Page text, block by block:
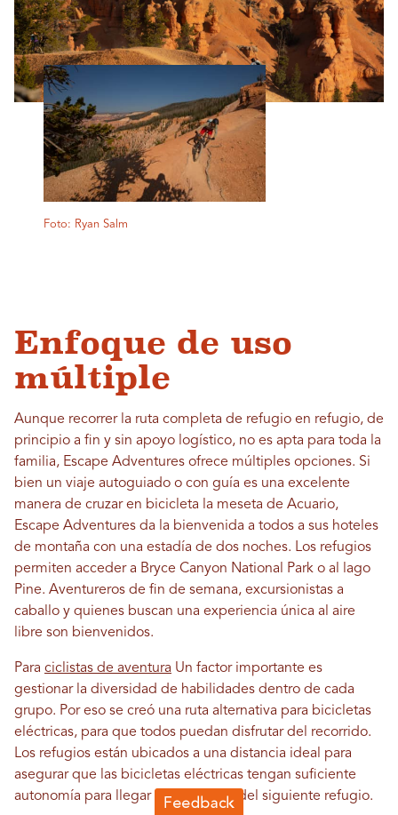
Foto: Ryan Salm
Enfoque de uso
múltiple
Aunque recorrer la ruta completa de refugio en refugio, de
principio a fin y sin apoyo logístico, no es apta para toda la
familia, Escape Adventures ofrece múltiples opciones. Si
bien un viaje autoguiado o con guía es una excelente
manera de cruzar en bicicleta la meseta de Acuario,
Escape Adventures da la bienvenida a todos a sus hoteles
de montaña con una estadía de dos noches. Los refugios
permiten acceder a Bryce Canyon National Park o al lago
Pine. Aventureros de fin de semana, excursionistas a
caballo y quienes buscan una experiencia única al aire
libre son bienvenidos.
Para ciclistas de aventura Un factor importante es
gestionar la diversidad de habilidades dentro de cada
grupo. Por eso se creó una ruta alternativa para bicicletas
eléctricas, para que todos puedan disfrutar del recorrido.
Los refugios están ubicados a una distancia ideal para
asegurar que las bicicletas eléctricas tengan suficiente
autonomía para llegar al generador del siguiente refugio.